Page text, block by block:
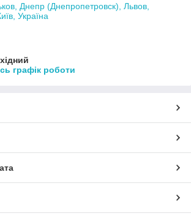
Днепр (Днепропетровск), Львов,
Україна
графік роботи